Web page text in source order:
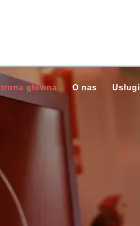
główna O nas Usługi